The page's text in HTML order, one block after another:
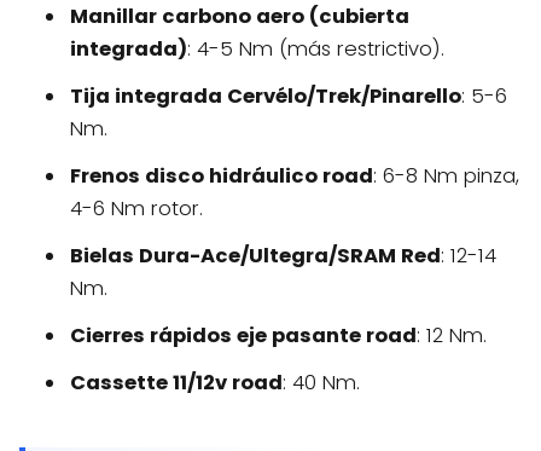
Manillar carbono aero (cubierta
integrada): 4-5 Nm (más restrictivo).
Tija integrada Cervélo/Trek/Pinarello: 5-6
Nm.
Frenos disco hidráulico road: 6-8 Nm pinza,
4-6 Nm rotor.
Bielas Dura-Ace/Ultegra/SRAM Red: 12-14
Nm.
Cierres rápidos eje pasante road: 12 Nm.
Cassette 11/12v road: 40 Nm.